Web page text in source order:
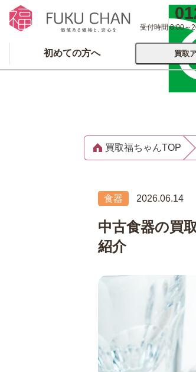
受付時間 8:00～
初めての方へ 買取
お酒
買取福ちゃんTOP
食器 2026.06.14
中古食器の買
紹介